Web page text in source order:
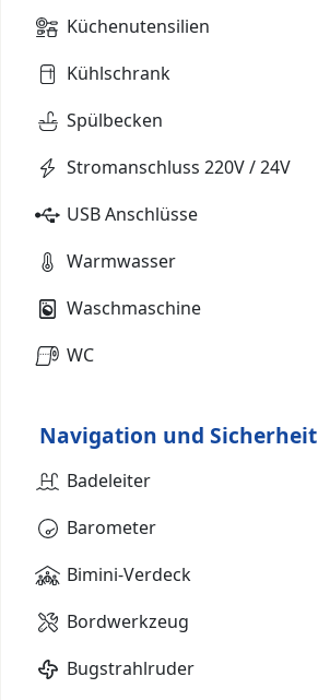
Küchenutensilien
Kühlschrank
Spülbecken
Stromanschluss 220V / 24V
USB Anschlüsse
Warmwasser
Waschmaschine
WC
Navigation und Sicherheit
Badeleiter
Barometer
Bimini-Verdeck
Bordwerkzeug
Bugstrahlruder